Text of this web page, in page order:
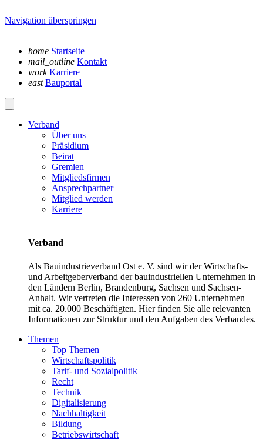
Navigation überspringen
home Startseite
mail_outline Kontakt
work Karriere
east Bauportal
Verband
Über uns
Präsidium
Beirat
Gremien
Mitgliedsfirmen
Ansprechpartner
Mitglied werden
Karriere
Verband
Als Bauindustrieverband Ost e. V. sind wir der Wirtschafts-
und Arbeitgeberverband der bauindustriellen Unternehmen in
den Ländern Berlin, Brandenburg, Sachsen und Sachsen-
Anhalt. Wir vertreten die Interessen von 260 Unternehmen
mit ca. 20.000 Beschäftigten. Hier finden Sie alle relevanten
Informationen zur Struktur und den Aufgaben des Verbandes.
Themen
Top Themen
Wirtschaftspolitik
Tarif- und Sozialpolitik
Recht
Technik
Digitalisierung
Nachhaltigkeit
Bildung
Betriebswirtschaft